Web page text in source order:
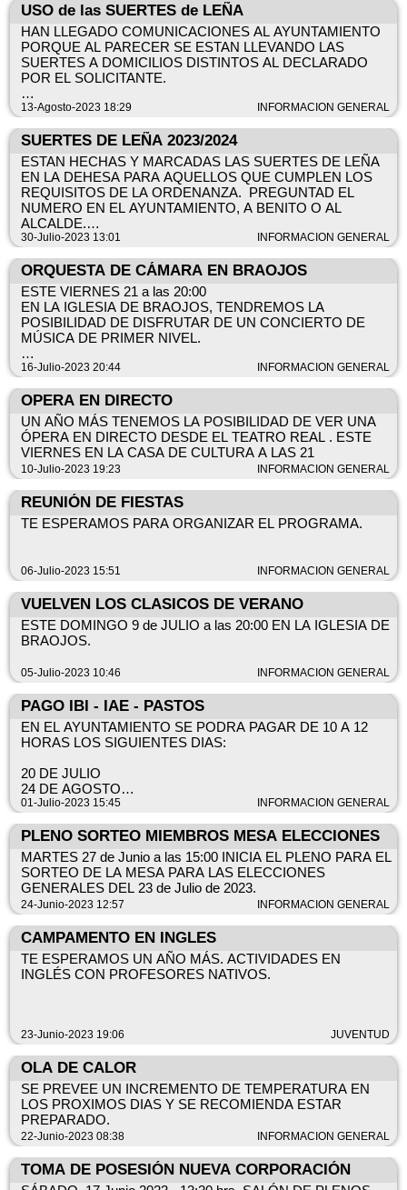
USO de las SUERTES de LEÑA
HAN LLEGADO COMUNICACIONES AL AYUNTAMIENTO
PORQUE AL PARECER SE ESTAN LLEVANDO LAS
SUERTES A DOMICILIOS DISTINTOS AL DECLARADO
POR EL SOLICITANTE.
LA ORDENANZA ES MUY CLARA Y DICE
Art. 6. Disfrute privativo. - Los lotes o suertes de leña de
hogar provenientes de montes pertenecientes al Ayuntamiento
deberán ser disfrutados de forma directa por sus
adjudicatarios, no permitiéndose bajo ningún concepto su
venta dado que se trata de leñas de hogar, correspondiendo a
inmuebles residenciales de la localidad.
El presente Ayuntamiento cuenta con potestad de requerir
prueba fehaciente de que el destino de la leña otorgada en
suerte municipal, se dedica exclusivamente para uso
domiciliario. En caso de que no se demuestre el uso correcto
de la leña, a juicio del Ayuntamiento, podrá perder la fianza
depositada y denegársele la concesión del aprovechamiento
municipal durante el año siguiente.
13-Agosto-2023 18:29 INFORMACION GENERAL
SUERTES DE LEÑA 2023/2024
ESTAN HECHAS Y MARCADAS LAS SUERTES DE LEÑA
EN LA DEHESA PARA AQUELLOS QUE CUMPLEN LOS
REQUISITOS DE LA ORDENANZA. PREGUNTAD EL
NUMERO EN EL AYUNTAMIENTO, A BENITO O AL
ALCALDE.
30-Julio-2023 13:01 INFORMACION GENERAL
ORQUESTA DE CÁMARA EN BRAOJOS
ESTE VIERNES 21 a las 20:00
EN LA IGLESIA DE BRAOJOS, TENDREMOS LA
POSIBILIDAD DE DISFRUTAR DE UN CONCIERTO DE
MÚSICA DE PRIMER NIVEL.
NO TE LO PIERDAS
16-Julio-2023 20:44 INFORMACION GENERAL
OPERA EN DIRECTO
UN AÑO MÁS TENEMOS LA POSIBILIDAD DE VER UNA
ÓPERA EN DIRECTO DESDE EL TEATRO REAL . ESTE
VIERNES EN LA CASA DE CULTURA A LAS 21
10-Julio-2023 19:23 INFORMACION GENERAL
REUNIÓN DE FIESTAS
TE ESPERAMOS PARA ORGANIZAR EL PROGRAMA.
06-Julio-2023 15:51 INFORMACION GENERAL
VUELVEN LOS CLASICOS DE VERANO
ESTE DOMINGO 9 de JULIO a las 20:00 EN LA IGLESIA DE
BRAOJOS.
05-Julio-2023 10:46 INFORMACION GENERAL
PAGO IBI - IAE - PASTOS
EN EL AYUNTAMIENTO SE PODRA PAGAR DE 10 A 12
HORAS LOS SIGUIENTES DIAS:
20 DE JULIO
24 DE AGOSTO
7 DE SETIEMBRE
01-Julio-2023 15:45 INFORMACION GENERAL
PLENO SORTEO MIEMBROS MESA ELECCIONES
MARTES 27 de Junio a las 15:00 INICIA EL PLENO PARA EL
SORTEO DE LA MESA PARA LAS ELECCIONES
GENERALES DEL 23 de Julio de 2023.
24-Junio-2023 12:57 INFORMACION GENERAL
CAMPAMENTO EN INGLES
TE ESPERAMOS UN AÑO MÁS. ACTIVIDADES EN
INGLÉS CON PROFESORES NATIVOS.
23-Junio-2023 19:06 JUVENTUD
OLA DE CALOR
SE PREVEE UN INCREMENTO DE TEMPERATURA EN
LOS PROXIMOS DIAS Y SE RECOMIENDA ESTAR
PREPARADO.
22-Junio-2023 08:38 INFORMACION GENERAL
TOMA DE POSESIÓN NUEVA CORPORACIÓN